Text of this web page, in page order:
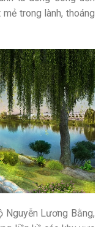
trong lành, thoáng
Nguyễn Lương Bằng,